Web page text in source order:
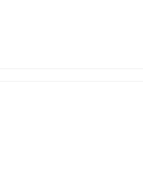
뷰티